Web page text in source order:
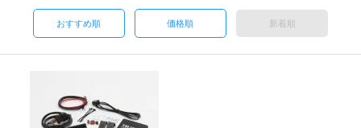
おすすめ順 価格順 新着順